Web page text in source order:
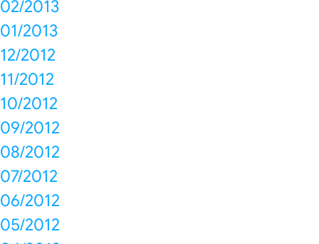
02/2013
01/2013
12/2012
11/2012
10/2012
09/2012
08/2012
07/2012
06/2012
05/2012